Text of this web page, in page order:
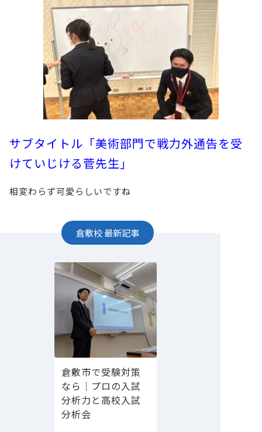
サブタイトル「美術部門で戦力外通告を受
けていじける菅先生」
相変わらず可愛らしいですね
倉敷校最新記事
倉敷市で受験対策
なら｜プロの入試
分析力と高校入試
分析会